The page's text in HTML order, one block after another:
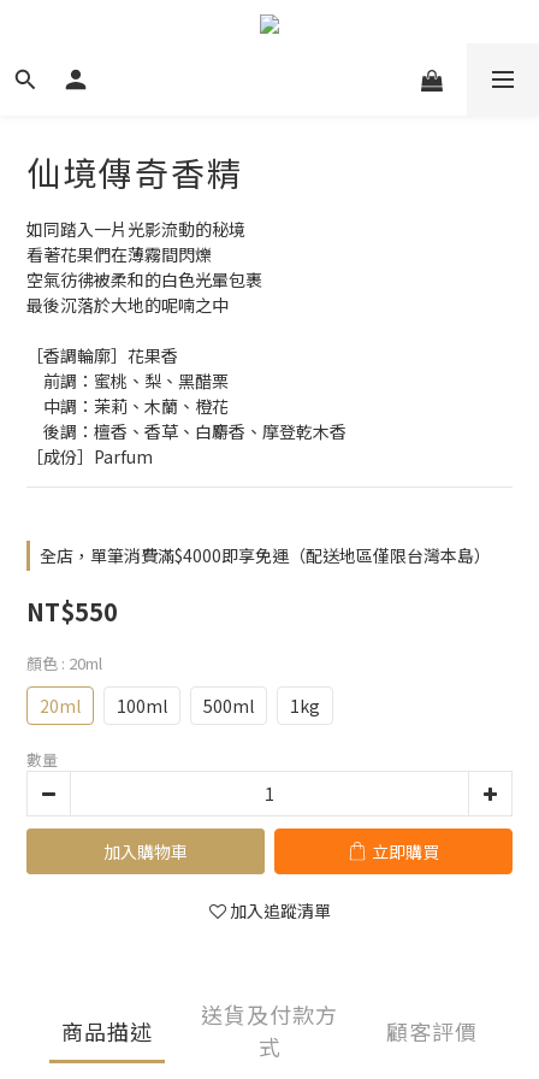
仙境傳奇香精
如同踏入一片光影流動的秘境
看著花果們在薄霧間閃爍
空氣彷彿被柔和的白色光暈包裹
最後沉落於大地的呢喃之中
［香調輪廓］花果香
前調：蜜桃、梨、黑醋栗
中調：茉莉、木蘭、橙花
後調：檀香、香草、白麝香、摩登乾木香
［成份］Parfum
全店，單筆消費滿$4000即享免運（配送地區僅限台灣本島）
NT$550
顏色 : 20ml
20ml 100ml 500ml 1kg
數量
加入購物車 立即購買
加入追蹤清單
商品描述
送貨及付款方
式
顧客評價